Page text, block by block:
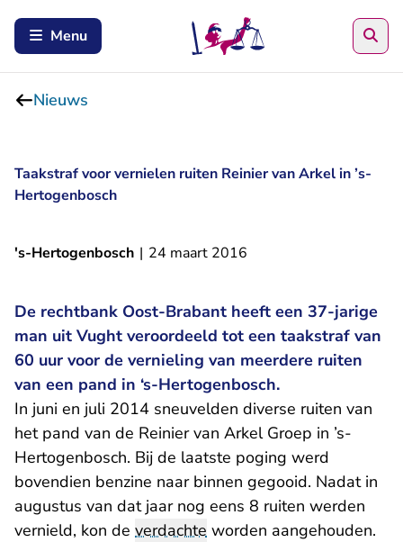
Menu
Nieuws
Taakstraf voor vernielen ruiten Reinier van Arkel in ’s-
Hertogenbosch
's-Hertogenbosch | 24 maart 2016
De rechtbank Oost-Brabant heeft een 37-jarige
man uit Vught veroordeeld tot een taakstraf van
60 uur voor de vernieling van meerdere ruiten
van een pand in ‘s-Hertogenbosch.
In juni en juli 2014 sneuvelden diverse ruiten van
het pand van de Reinier van Arkel Groep in ’s-
Hertogenbosch. Bij de laatste poging werd
bovendien benzine naar binnen gegooid. Nadat in
augustus van dat jaar nog eens 8 ruiten werden
vernield, kon de verdachte worden aangehouden.